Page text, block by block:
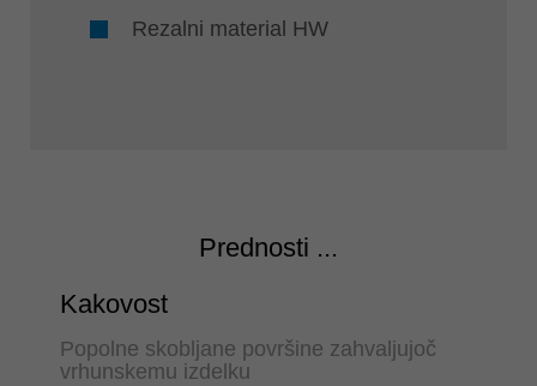
Rezalni material HW
Prednosti ...
Kakovost
Popolne skobljane površine zahvaljujoč
vrhunskemu izdelku